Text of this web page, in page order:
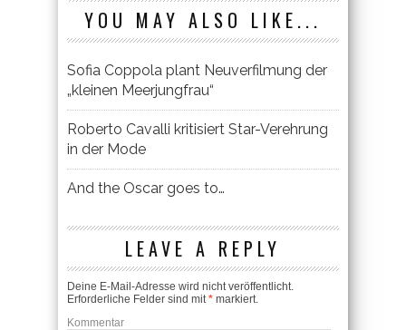
YOU MAY ALSO LIKE...
Sofia Coppola plant Neuverfilmung der
„kleinen Meerjungfrau“
Roberto Cavalli kritisiert Star-Verehrung
in der Mode
And the Oscar goes to…
LEAVE A REPLY
Deine E-Mail-Adresse wird nicht veröffentlicht.
Erforderliche Felder sind mit* markiert.
Kommentar